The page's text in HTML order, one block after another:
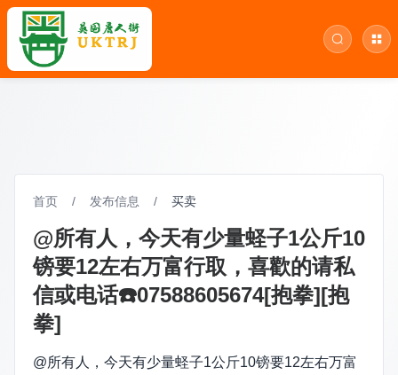
首页 / 发布信息 / 买卖
@所有人，今天有少量蛏子1公斤10
镑要12左右万富行取，喜歡的请私
信或电话☎️07588605674[抱拳][抱
拳]
@所有人，今天有少量蛏子1公斤10镑要12左右万富